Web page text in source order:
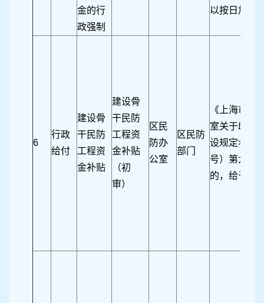
金的行
政强制
以按日加收
6
行政
给付
建设骨
干民防
工程资
金补贴
建设骨
干民防
工程资
金补贴
（初
审）
区民
防办
公室
区民防
部门
《上海市民
室关于印发
设规定>的
号）第九条
的，给予骨